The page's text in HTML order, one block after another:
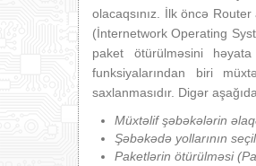
olacaqsınız. İlk öncə
(İnternetwork Operating
paket ötürülməsini
funksiyalarından biri
saxlanmasıdır. Digər
Müxtəlif şəbəkələrin
Şəbəkədə yollarının
Paketlərin ötürülməsi